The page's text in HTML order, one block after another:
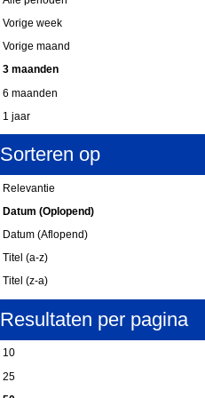
Vorige week
Vorige maand
3 maanden
6 maanden
1 jaar
Sorteren op
Relevantie
Datum (Oplopend)
Datum (Aflopend)
Titel (a-z)
Titel (z-a)
Resultaten per pagina
10
25